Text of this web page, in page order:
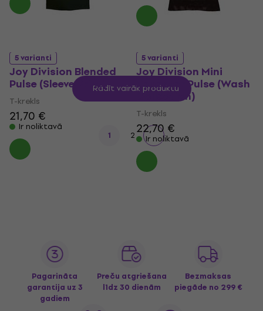
5 varianti
Joy Division Blended
Pulse (Sleeve Print)
T-krekls
21,70 €
Ir noliktavā
5 varianti
Joy Division Mini
Repeater Pulse (Wash
Collection)
T-krekls
22,70 €
Ir noliktavā
Rādīt vairāk produktu
1 2
Pagarināta
garantija uz 3
gadiem
Preču atgriešana
līdz 30 dienām
Bezmaksas
piegāde no 299 €